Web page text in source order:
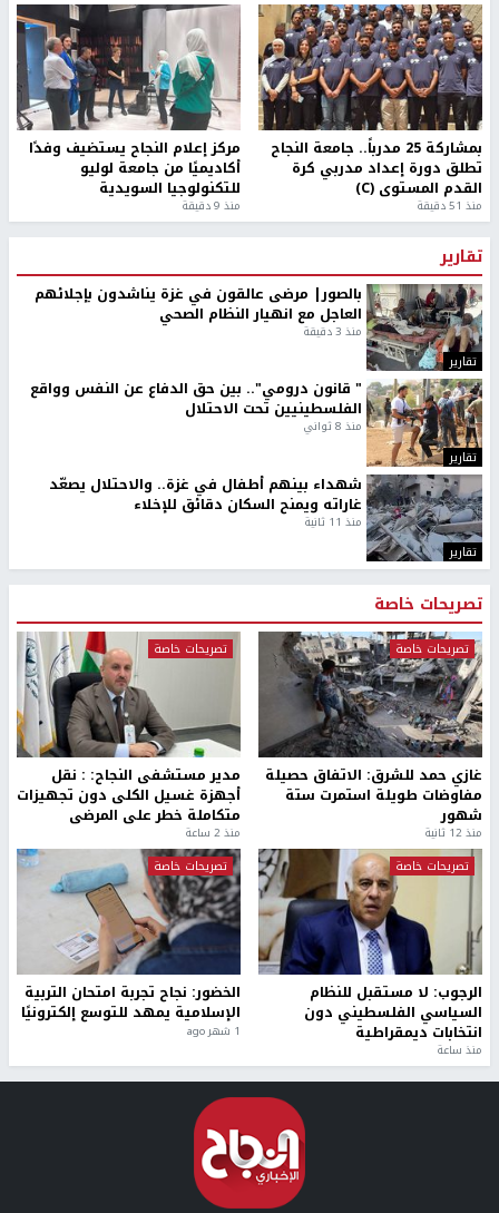
بمشاركة 25 مدرباً.. جامعة النجاح
تطلق دورة إعداد مدربي كرة
القدم المستوى (C)
منذ 51 دقيقة
مركز إعلام النجاح يستضيف وفدًا
أكاديميًا من جامعة لوليو
للتكنولوجيا السويدية
منذ 9 دقيقة
تقارير
تقارير
بالصور| مرضى عالقون في غزة يناشدون بإجلائهم
العاجل مع انهيار النظام الصحي
منذ 3 دقيقة
تقارير
" قانون درومي".. بين حق الدفاع عن النفس وواقع
الفلسطينيين تحت الاحتلال
منذ 8 ثواني
تقارير
شهداء بينهم أطفال في غزة.. والاحتلال يصعّد
غاراته ويمنح السكان دقائق للإخلاء
منذ 11 ثانية
تصريحات خاصة
تصريحات خاصة
غازي حمد للشرق: الاتفاق حصيلة
مفاوضات طويلة استمرت ستة
شهور
منذ 12 ثانية
تصريحات خاصة
مدير مستشفى النجاح: : نقل
أجهزة غسيل الكلى دون تجهيزات
متكاملة خطر على المرضى
منذ 2 ساعة
تصريحات خاصة
الرجوب: لا مستقبل للنظام
السياسي الفلسطيني دون
انتخابات ديمقراطية
منذ ساعة
تصريحات خاصة
الخضور: نجاح تجربة امتحان التربية
الإسلامية يمهد للتوسع إلكترونيًا
1 شهر ago